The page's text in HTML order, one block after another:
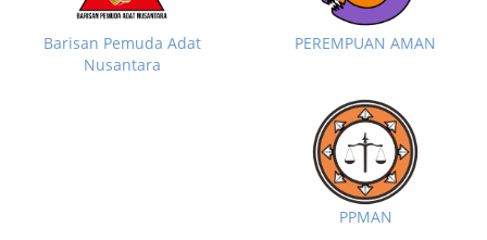
Barisan Pemuda Adat
Nusantara
PEREMPUAN AMAN
PPMAN